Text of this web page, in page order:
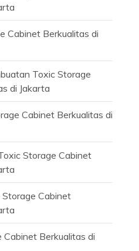
Cabinet Berkualitas di
Toxic Storage
di Jakarta
Cabinet Berkualitas di
Storage Cabinet
Cabinet
Cabinet Berkualitas di